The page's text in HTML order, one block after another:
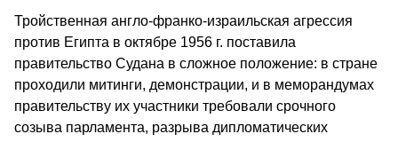
Тройственная англо-франко-израильская агрессия
против Египта в октябре 1956 г. поставила
правительство Судана в сложное положение: в стране
проходили митинги, демонстрации, и в меморандумах
правительству их участники требовали срочного
созыва парламента, разрыва дипломатических